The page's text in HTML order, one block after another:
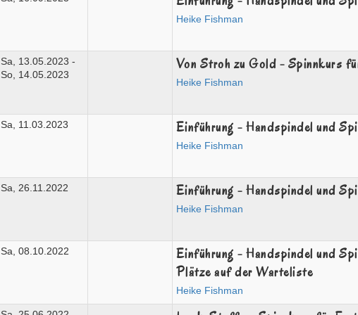
Heike Fishman
Sa, 13.05.2023 -
So, 14.05.2023
Von Stroh zu Gold - Spinnkurs
Heike Fishman
Sa, 11.03.2023 Einführung - Handspindel und
Heike Fishman
Sa, 26.11.2022 Einführung - Handspindel und
Heike Fishman
Sa, 08.10.2022
Einführung - Handspindel und
Plätze auf der Warteliste
Heike Fishman